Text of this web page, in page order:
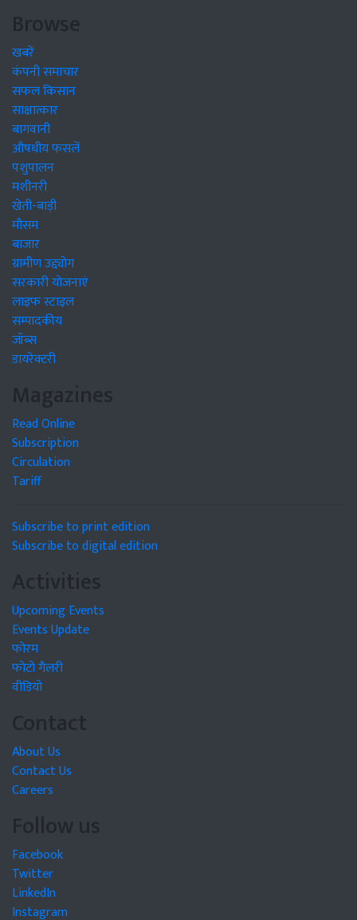
Browse
खबरें
कंपनी समाचार
सफल किसान
साक्षात्कार
बागवानी
औषधीय फसलें
पशुपालन
मशीनरी
खेती-बाड़ी
मौसम
बाजार
ग्रामीण उद्द्योग
सरकारी योजनाएं
लाइफ स्टाइल
सम्पादकीय
जॉब्स
डायरेक्टरी
Magazines
Read Online
Subscription
Circulation
Tariff
Subscribe to print edition
Subscribe to digital edition
Activities
Upcoming Events
Events Update
फोरम
फोटो गैलरी
वीडियो
Contact
About Us
Contact Us
Careers
Follow us
Facebook
Twitter
LinkedIn
Instagram